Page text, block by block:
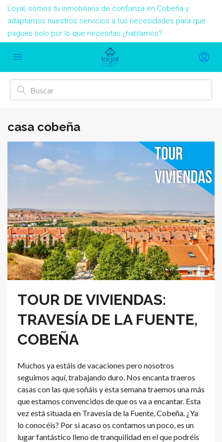
Loyal, somos tu inmobiliaria de confianza en Cobeña y
adaptamos nuestros servicios a tus necesidades para que
pagues solo por lo que necesitas ¿hablamos?
casa cobeña
TOUR DE VIVIENDAS:
TRAVESÍA DE LA FUENTE,
COBEÑA
Muchos ya estáis de vacaciones pero nosotros
seguimos aquí, trabajando duro. Nos encanta traeros
casas con las que soñáis y esta semana traemos una más
que estamos convencidos de que os va a encantar. Esta
vez está situada en Travesía de la Fuente, Cobeña. ¿Ya
lo conocéis? Por si acaso os contamos un poco, es un
lugar fantástico lleno de tranquilidad en el que podréis